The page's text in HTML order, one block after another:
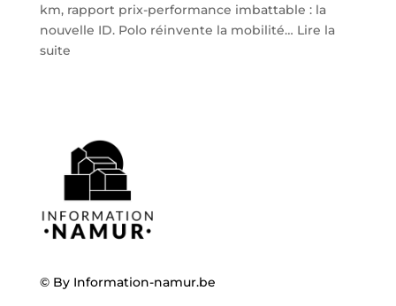
km, rapport prix-performance imbattable : la
nouvelle ID. Polo réinvente la mobilité… Lire la
suite:
la
nouvelle
citadine
100
%
débarque
© By Information-namur.be